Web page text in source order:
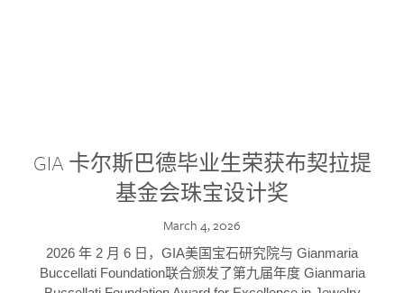
GIA 卡尔斯巴德毕业生荣获布契拉提
基金会珠宝设计奖
March 4, 2026
2026 年 2 月 6 日，GIA美国宝石研究院与 Gianmaria
Buccellati Foundation联合颁发了第九届年度 Gianmaria